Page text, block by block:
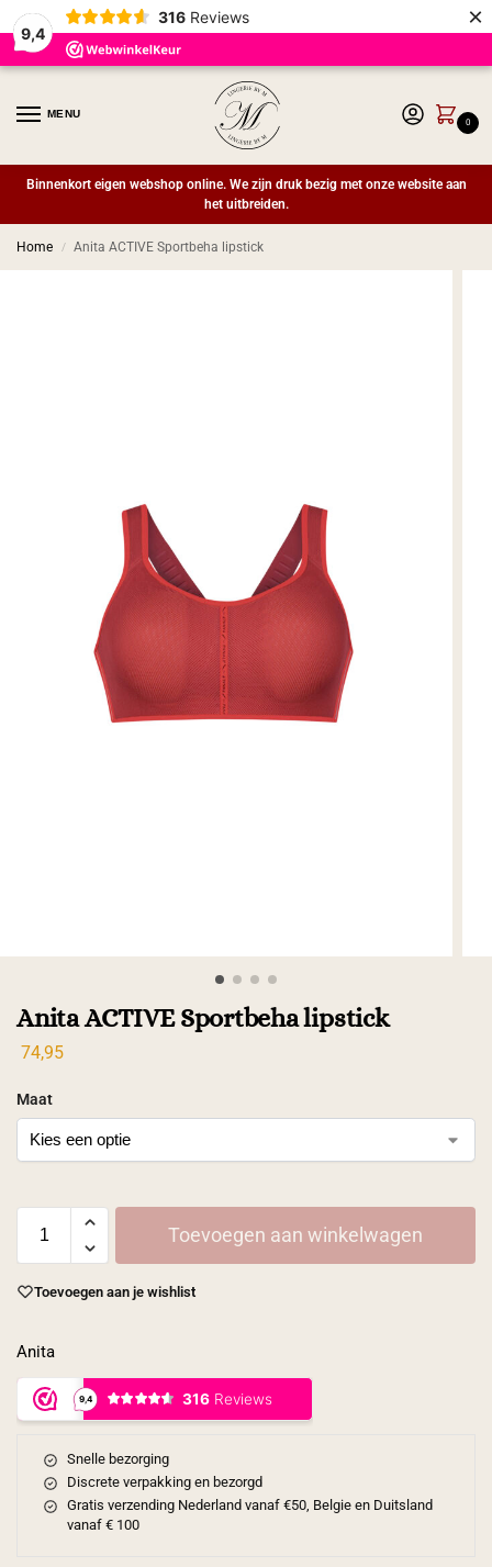
9,4
316 Reviews ×
MENU
0
Binnenkort eigen webshop online. We zijn druk bezig met onze website aan
het uitbreiden.
Home / Anita ACTIVE Sportbeha lipstick
Anita ACTIVE Sportbeha lipstick
74,95
Maat
Toevoegen aan winkelwagen
Toevoegen aan je wishlist
Anita
Snelle bezorging
Discrete verpakking en bezorgd
Gratis verzending Nederland vanaf €50, Belgie en Duitsland
vanaf € 100